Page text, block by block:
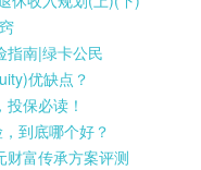
指南|绿卡公民
优缺点？
保必读！
到底哪个好？
财富传承方案评测